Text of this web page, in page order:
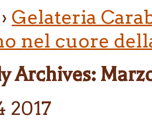
› Gelateria
nel cuore
Archives:
2017